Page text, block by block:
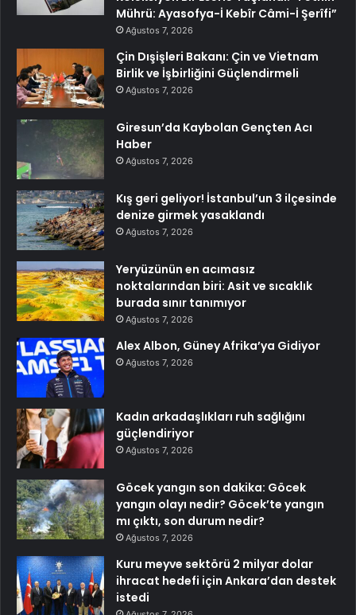
Mührü: Ayasofya-İ Kebîr Câmi-İ Şerîfi”
Ağustos 7, 2026
Çin Dışişleri Bakanı: Çin ve Vietnam
Birlik ve İşbirliğini Güçlendirmeli
Ağustos 7, 2026
Giresun’da Kaybolan Gençten Acı
Haber
Ağustos 7, 2026
Kış geri geliyor! İstanbul’un 3 ilçesinde
denize girmek yasaklandı
Ağustos 7, 2026
Yeryüzünün en acımasız
noktalarından biri: Asit ve sıcaklık
burada sınır tanımıyor
Ağustos 7, 2026
Alex Albon, Güney Afrika’ya Gidiyor
Ağustos 7, 2026
Kadın arkadaşlıkları ruh sağlığını
güçlendiriyor
Ağustos 7, 2026
Göcek yangın son dakika: Göcek
yangın olayı nedir? Göcek’te yangın
mı çıktı, son durum nedir?
Ağustos 7, 2026
Kuru meyve sektörü 2 milyar dolar
ihracat hedefi için Ankara’dan destek
istedi